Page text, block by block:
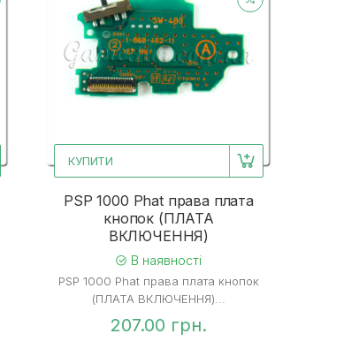
КУПИТИ
PSP 1000 Phat права плата
кнопок (ПЛАТА
ВКЛЮЧЕННЯ)
В наявності
PSP 1000 Phat права плата кнопок
(ПЛАТА ВКЛЮЧЕННЯ)...
207.00 грн.